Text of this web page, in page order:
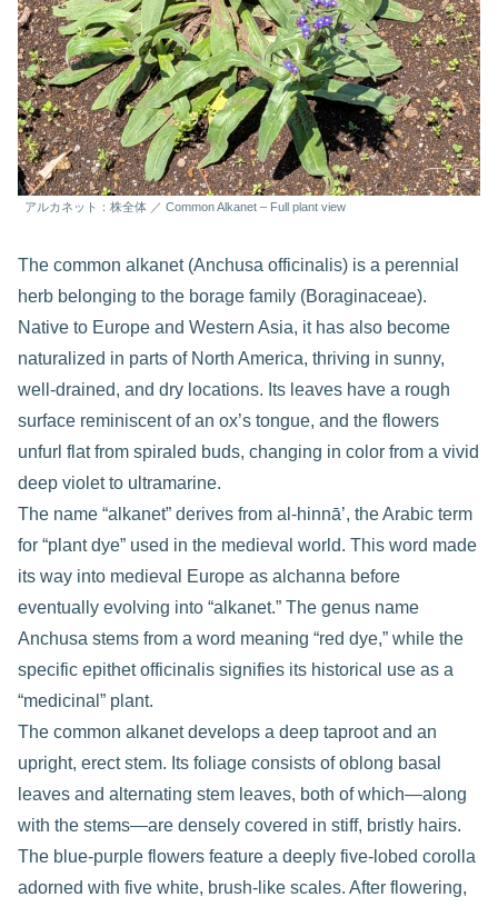
アルカネット：株全体 ／ Common Alkanet – Full plant view
The common alkanet (Anchusa officinalis) is a perennial
herb belonging to the borage family (Boraginaceae).
Native to Europe and Western Asia, it has also become
naturalized in parts of North America, thriving in sunny,
well-drained, and dry locations. Its leaves have a rough
surface reminiscent of an ox’s tongue, and the flowers
unfurl flat from spiraled buds, changing in color from a vivid
deep violet to ultramarine.
The name “alkanet” derives from al-hinnā’, the Arabic term
for “plant dye” used in the medieval world. This word made
its way into medieval Europe as alchanna before
eventually evolving into “alkanet.” The genus name
Anchusa stems from a word meaning “red dye,” while the
specific epithet officinalis signifies its historical use as a
“medicinal” plant.
The common alkanet develops a deep taproot and an
upright, erect stem. Its foliage consists of oblong basal
leaves and alternating stem leaves, both of which—along
with the stems—are densely covered in stiff, bristly hairs.
The blue-purple flowers feature a deeply five-lobed corolla
adorned with five white, brush-like scales. After flowering,